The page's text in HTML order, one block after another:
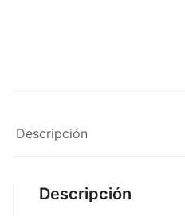
Descripción
Descripción